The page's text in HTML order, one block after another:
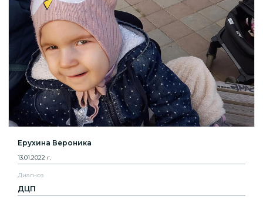
Ерухина Вероника
13.01.2022 г.
Диагноз
ДЦП